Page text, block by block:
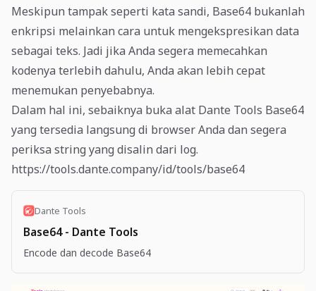
Meskipun tampak seperti kata sandi, Base64 bukanlah
enkripsi melainkan cara untuk mengekspresikan data
sebagai teks. Jadi jika Anda segera memecahkan
kodenya terlebih dahulu, Anda akan lebih cepat
menemukan penyebabnya.
Dalam hal ini, sebaiknya buka alat Dante Tools Base64
yang tersedia langsung di browser Anda dan segera
periksa string yang disalin dari log.
https://tools.dante.company/id/tools/base64
Dante Tools
Base64 - Dante Tools
Encode dan decode Base64